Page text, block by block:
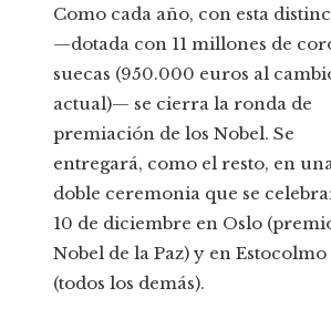
Como cada año, con esta
—dotada con 11 millones de
suecas (950.000 euros al
actual)— se cierra la ronda de
premiación de los Nobel. Se
entregará, como el resto, en
doble ceremonia que se
10 de diciembre en Oslo
Nobel de la Paz) y en Estocolmo
(todos los demás).